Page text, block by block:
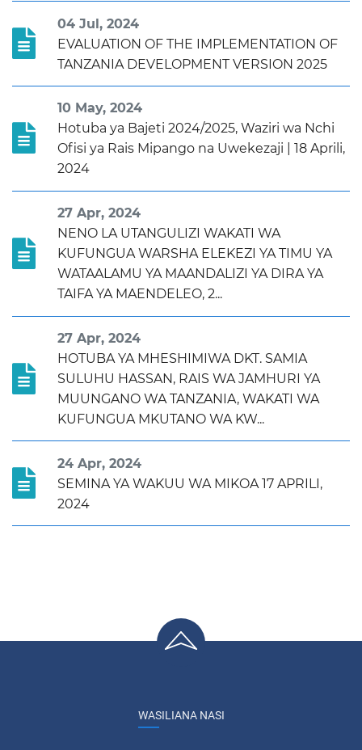
04 Jul, 2024
EVALUATION OF THE IMPLEMENTATION OF
TANZANIA DEVELOPMENT VERSION 2025
10 May, 2024
Hotuba ya Bajeti 2024/2025, Waziri wa Nchi
Ofisi ya Rais Mipango na Uwekezaji | 18 Aprili,
2024
27 Apr, 2024
NENO LA UTANGULIZI WAKATI WA
KUFUNGUA WARSHA ELEKEZI YA TIMU YA
WATAALAMU YA MAANDALIZI YA DIRA YA
TAIFA YA MAENDELEO, 2...
27 Apr, 2024
HOTUBA YA MHESHIMIWA DKT. SAMIA
SULUHU HASSAN, RAIS WA JAMHURI YA
MUUNGANO WA TANZANIA, WAKATI WA
KUFUNGUA MKUTANO WA KW...
24 Apr, 2024
SEMINA YA WAKUU WA MIKOA 17 APRILI,
2024
WASILIANA NASI